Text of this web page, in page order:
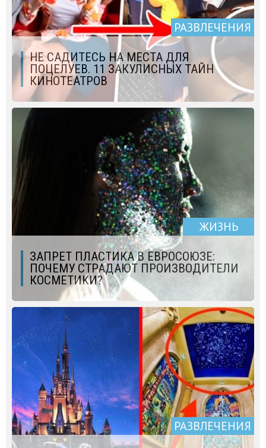
РАЗВЛЕЧЕНИЯ
НЕ САДИТЕСЬ НА МЕСТА ДЛЯ
ПОЦЕЛУЕВ. 11 ЗАКУЛИСНЫХ ТАЙН
КИНОТЕАТРОВ
ЖИЗНЬ
ЗАПРЕТ ПЛАСТИКА В ЕВРОСОЮЗЕ:
ПОЧЕМУ СТРАДАЮТ ПРОИЗВОДИТЕЛИ
КОСМЕТИКИ?
РАЗВЛЕЧЕНИЯ